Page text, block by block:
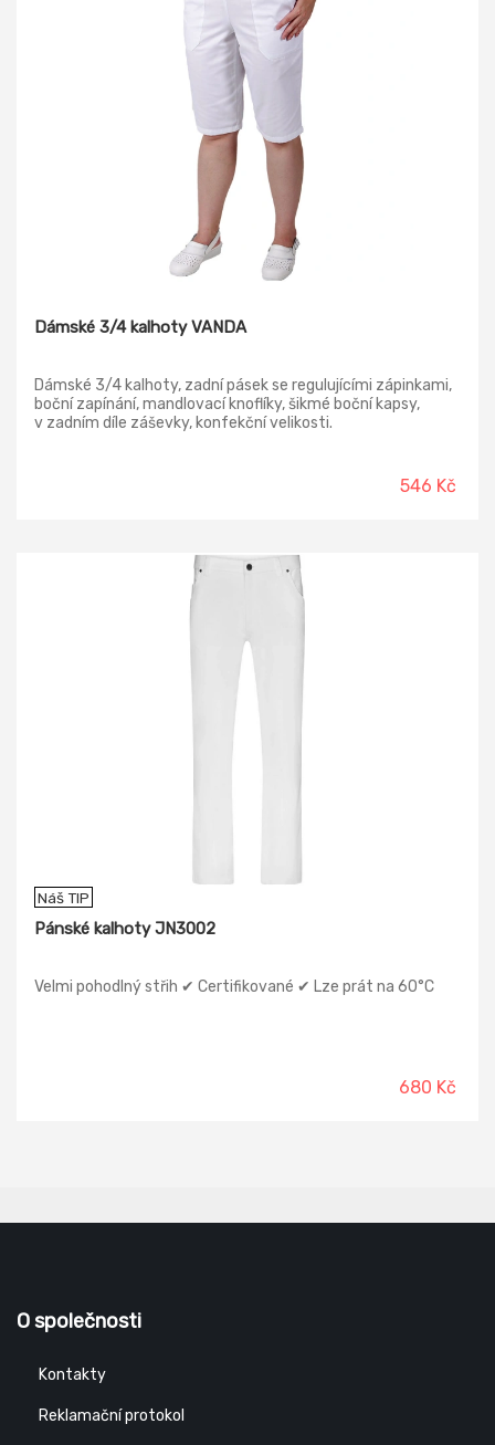
Dámské 3/4 kalhoty VANDA
Dámské 3/4 kalhoty, zadní pásek se regulujícími zápinkami,
boční zapínání, mandlovací knoflíky, šikmé boční kapsy,
v zadním díle záševky, konfekční velikosti.
546 Kč
Náš TIP
Pánské kalhoty JN3002
Velmi pohodlný střih ✔ Certifikované ✔ Lze prát na 60°C
680 Kč
O společnosti
Kontakty
Reklamační protokol